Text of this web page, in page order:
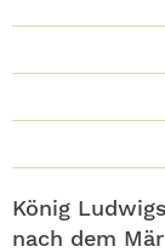
König
nach dem